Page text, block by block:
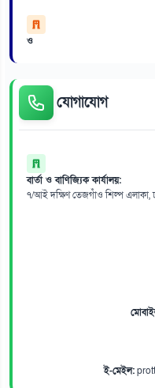
ও
যোগাযোগ
বার্তা ও বাণিজ্যিক কার্যালয়:
৭/আই দক্ষিণ তেজগাঁও শিল্প এলাকা,
ই-মেইল: